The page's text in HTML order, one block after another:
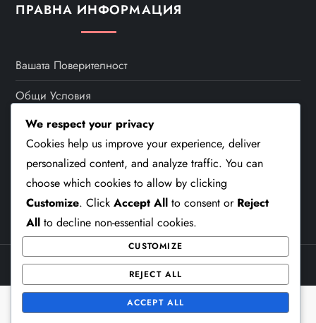
ПРАВНА ИНФОРМАЦИЯ
Вашата Поверителност
Общи Условия
Контакт
Бисквитки И Проследяване
Кои Сме Ние
Theme Cube Blog byKantipur Themes
We respect your privacy
Cookies help us improve your experience, deliver
personalized content, and analyze traffic. You can
choose which cookies to allow by clicking
Customize. Click Accept All to consent or Reject
All to decline non-essential cookies.
CUSTOMIZE
REJECT ALL
ACCEPT ALL